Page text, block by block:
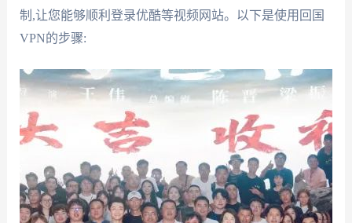
制,让您能够顺利登录优酷等视频网站。以下是使用回国
VPN的步骤: